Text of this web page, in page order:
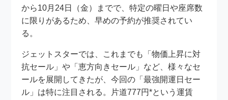
から10月24日（金）までで、特定の曜日や座席数
に限りがあるため、早めの予約が推奨されてい
る。
ジェットスターでは、これまでも「物価上昇に対
抗セール」や「恵方向きセール」など、様々なセ
ールを展開してきたが、今回の「最強開運日セー
ル」は特に注目される。片道777円*という運賃